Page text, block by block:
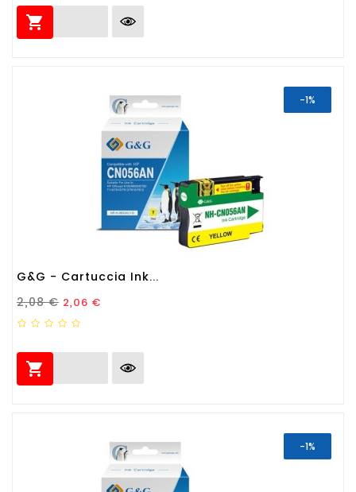

-1%
G&G - Cartuccia Ink...
Prezzo Standard
2,08 € Prezzo
2,06 €

-1%